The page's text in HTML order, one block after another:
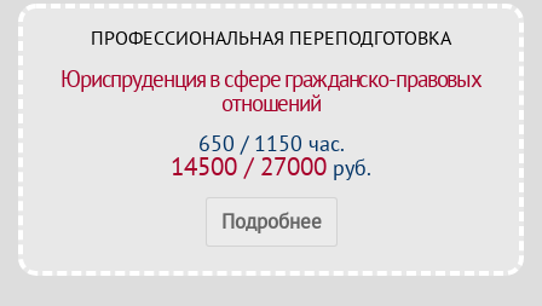
ПРОФЕССИОНАЛЬНАЯ ПЕРЕПОДГОТОВКА
Юриспруденция в сфере гражданско-правовых
отношений
650 / 1150 час.
14500 / 27000 руб.
Подробнее